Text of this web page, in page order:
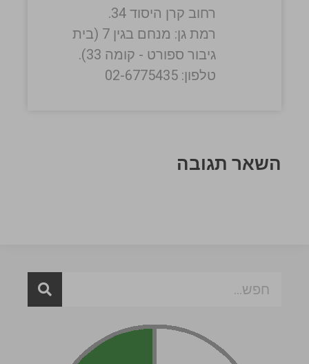
רחוב קרן היסוד 34.
רמת גן: מנחם בגין 7 (בית
גיבור ספורט - קומה 33).
טלפון: 02-6775435
השאר תגובה